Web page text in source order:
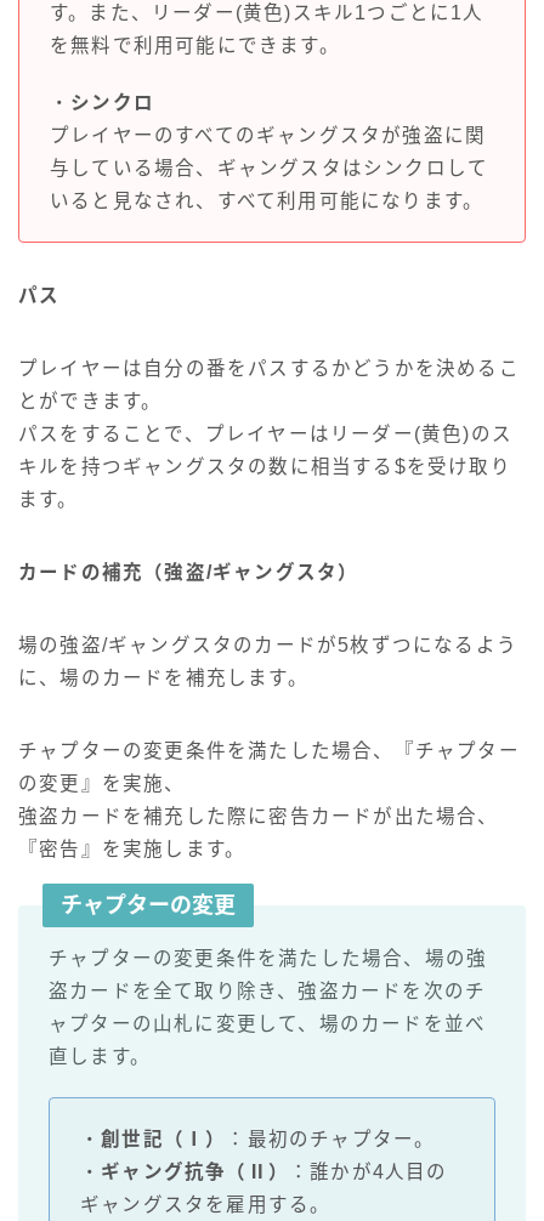
す。また、リーダー(黄色)スキル1つごとに1人
を無料で利用可能にできます。
・ シンクロ
プレイヤーのすべてのギャングスタが強盗に関
与している場合、ギャングスタはシンクロして
いると見なされ、すべて利用可能になります。
パス
プレイヤーは自分の番をパスするかどうかを決めるこ
とができます。
パスをすることで、プレイヤーはリーダー(黄色)のス
キルを持つギャングスタの数に相当する$を受け取り
ます。
カードの補充（強盗/ギャングスタ）
場の強盗/ギャングスタのカードが5枚ずつになるよう
に、場のカードを補充します。
チャプターの変更条件を満たした場合、『チャプター
の変更』を実施、
強盗カードを補充した際に密告カードが出た場合、
『密告』を実施します。
チャプターの変更
チャプターの変更条件を満たした場合、場の強
盗カードを全て取り除き、強盗カードを次のチ
ャプターの山札に変更して、場のカードを並べ
直します。
・創世記（Ⅰ）
：最初のチャプター。
・ ギャング抗争（Ⅱ）
：誰かが4人目の
ギャングスタを雇用する。